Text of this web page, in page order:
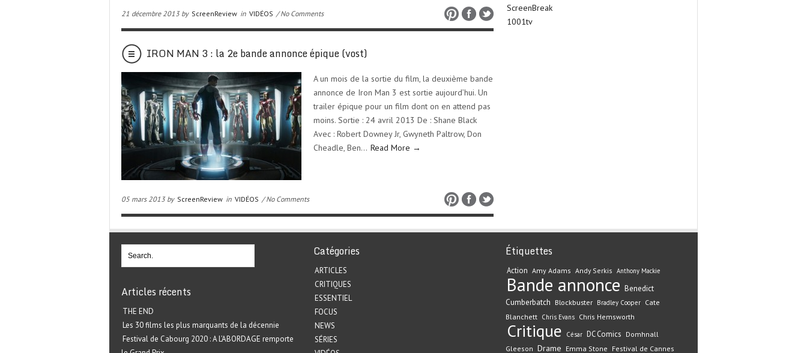
21 décembre 2013 by ScreenReview in VIDÉOS / No Comments
IRON MAN 3 : la 2e bande annonce épique (vost)
A un mois de la sortie du film, la deuxième bande
annonce de Iron Man 3 est sortie aujourd’hui. Un
trailer épique pour un film dont on en attend pas
moins. Sortie : 24 avril 2013 De : Shane Black
Avec : Robert Downey Jr, Gwyneth Paltrow, Don
Cheadle, Ben… Read More →
05 mars 2013 by ScreenReview in VIDÉOS / No Comments
ScreenBreak
1001tv
Articles récents
THE END
Les 30 films les plus marquants de la décennie
Festival de Cabourg 2020 : A L’ABORDAGE remporte
Catégories
ARTICLES
CRITIQUES
ESSENTIEL
FOCUS
NEWS
SÉRIES
Étiquettes
Action Amy Adams Andy Serkis Anthony Mackie
Bande annonce Benedict
Cumberbatch Blockbuster Bradley Cooper Cate
Blanchett Chris Evans Chris Hemsworth
Critique César DC Comics Domhnall
Gleeson Drame Emma Stone Festival de Cannes